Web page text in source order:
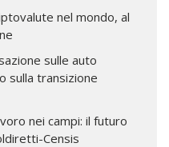
nel mondo, al
sulle auto
sulla transizione
nei campi: il futuro
Censis